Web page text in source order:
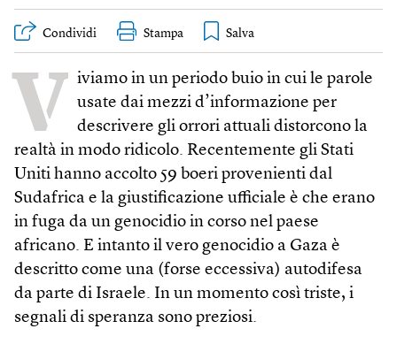
Condividi Stampa
V iviamo in un periodo buio in cui le parole
usate dai mezzi d’informazione per
descrivere gli orrori attuali distorcono la
realtà in modo ridicolo. Recentemente gli Stati
Uniti hanno accolto 59 boeri provenienti dal
Sudafrica e la giustificazione ufficiale è che erano
in fuga da un genocidio in corso nel paese
africano. E intanto il vero genocidio a Gaza è
descritto come una (forse eccessiva) autodifesa
da parte di Israele. In un momento così triste, i
segnali di speranza sono preziosi.